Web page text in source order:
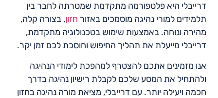
דרייבלי היא פלטפורמה מתקדמת שמטרתה לחבר בין
תלמידים למורי נהיגה מוסמכים באזור חזון, בצורה קלה,
מהירה ונוחה. באמצעות שימוש בטכנולוגיה מתקדמת,
דרייבלי מייעלת את תהליך החיפוש וחוסכת לכם זמן יקר.
אנו מזמינים אתכם להצטרף למהפכת לימודי הנהיגה
ולהתחיל את המסע שלכם לקבלת רישיון נהיגה בדרך
חכמה ויעילה יותר. עם דרייבלי, מציאת מורה נהיגה בחזון